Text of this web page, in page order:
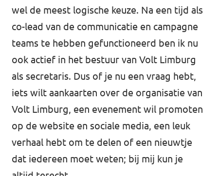
wel de meest logische keuze. Na een tijd als
co-lead van de communicatie en campagne
teams te hebben gefunctioneerd ben ik nu
ook actief in het bestuur van Volt Limburg
als secretaris. Dus of je nu een vraag hebt,
iets wilt aankaarten over de organisatie van
Volt Limburg, een evenement wil promoten
op de website en sociale media, een leuk
verhaal hebt om te delen of een nieuwtje
dat iedereen moet weten; bij mij kun je